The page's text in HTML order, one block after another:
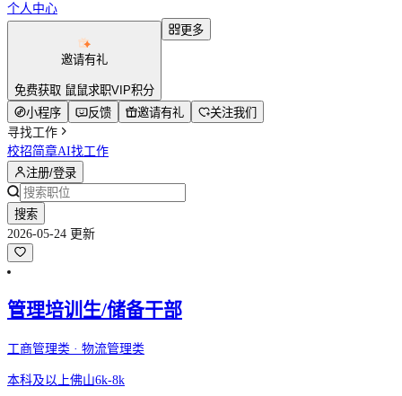
个人中心
邀请有礼
免费获取 鼠鼠求职VIP积分
更多
小程序 反馈 邀请有礼
关注我们
寻找工作
校招简章AI找工作
注册/登录
搜索
2026-05-24 更新
管理培训生/储备干部
工商管理类 · 物流管理类
本科及以上佛山6k-8k